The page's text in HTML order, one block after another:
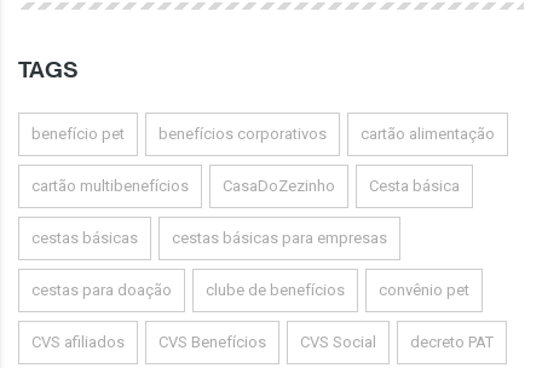
TAGS
benefício pet benefícios corporativos cartão alimentação
cartão multibenefícios CasaDoZezinho Cesta básica
cestas básicas cestas básicas para empresas
cestas para doação clube de benefícios convênio pet
CVS afiliados CVS Benefícios CVS Social decreto PAT